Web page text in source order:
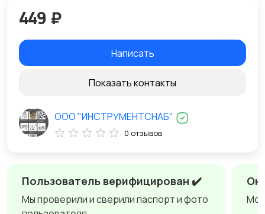
Пользователь верифицирован ✔️
Мы проверили и сверили паспорт и фото
449 ₽
Написать
Показать контакты
ООО "ИНСТРУМЕНТСНАБ"
0 отзывов